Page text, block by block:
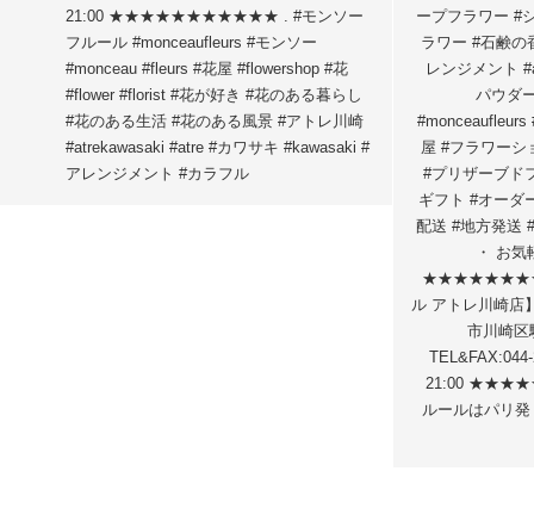
21:00 ★★★★★★★★★★★ . #モンソー
フルール #monceaufleurs #モンソー
#monceau #fleurs #花屋 #flowershop #花
#flower #florist #花が好き #花のある暮らし
#花のある生活 #花のある風景 #アトレ川崎
#atrekawasaki #atre #カワサキ #kawasaki #
アレンジメント #カラフル
ープフラワー #
ラワー #石鹸の
レンジメント
パウダ
#monceaufleurs
屋 #フラワーシ
#プリザーブド
ギフト #オーダ
配送 #地方発送
・ お
ル アトレ川崎店
市川崎区
21:00
ルールはパリ